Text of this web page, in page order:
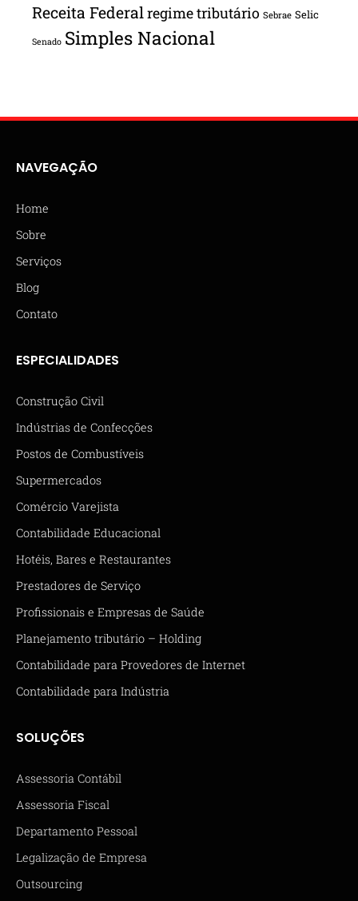
Receita Federalregime tributário Sebrae Selic
Senado Simples Nacional
NAVEGAÇÃO
Home
Sobre
Serviços
Blog
Contato
ESPECIALIDADES
Construção Civil
Indústrias de Confecções
Postos de Combustíveis
Supermercados
Comércio Varejista
Contabilidade Educacional
Hotéis, Bares e Restaurantes
Prestadores de Serviço
Profissionais e Empresas de Saúde
Planejamento tributário – Holding
Contabilidade para Provedores de Internet
Contabilidade para Indústria
SOLUÇÕES
Assessoria Contábil
Assessoria Fiscal
Departamento Pessoal
Legalização de Empresa
Outsourcing